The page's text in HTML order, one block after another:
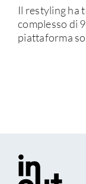
Il restyling ha
complesso di
piattaforma